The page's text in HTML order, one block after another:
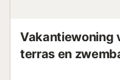
Vakantiewoning
terras en